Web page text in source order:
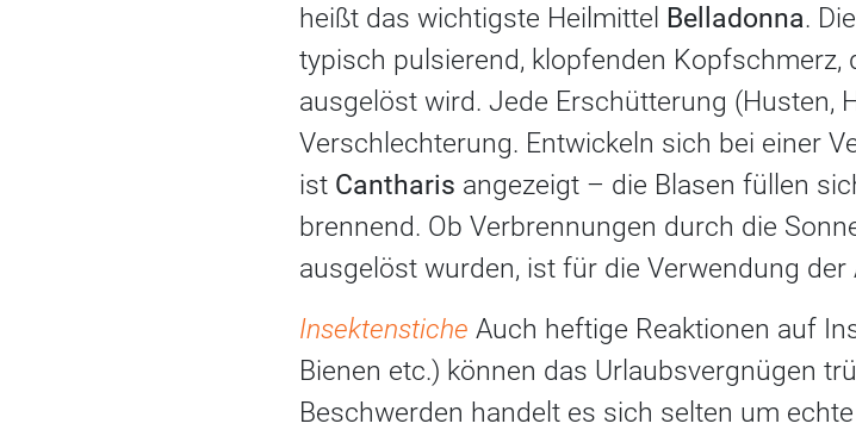
heißt das wichtigste Heilmittel Belladonna.
typisch pulsierend, klopfenden
ausgelöst wird. Jede Erschütterung (Husten,
Verschlechterung. Entwickeln sich bei einer
ist Cantharis angezeigt – die Blasen füllen
brennend. Ob Verbrennungen durch die
ausgelöst wurden, ist für die Verwendung der
Insektenstiche Auch heftige Reaktionen auf
Bienen etc.) können das Urlaubsvergnügen
Beschwerden handelt es sich selten um